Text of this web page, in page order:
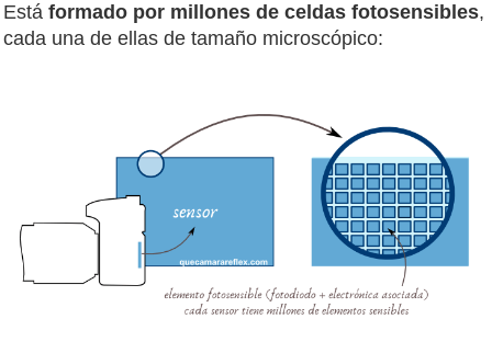
Estáformado por millones de celdas fotosensibles,
cada una de ellas de tamaño microscópico: